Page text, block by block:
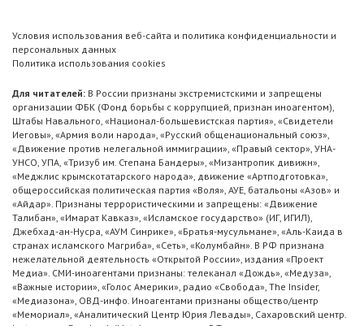
Условия использования веб-сайта и политика конфиденциальности и
персональных данных
Политика использования cookies
Для читателей: В России признаны экстремистскими и запрещены
организации ФБК (Фонд борьбы с коррупцией, признан иноагентом),
Штабы Навального, «Национал-большевистская партия», «Свидетели
Иеговы», «Армия воли народа», «Русский общенациональный союз»,
«Движение против нелегальной иммиграции», «Правый сектор», УНА-
УНСО, УПА, «Тризуб им. Степана Бандеры», «Мизантропик дивижн»,
«Меджлис крымскотатарского народа», движение «Артподготовка»,
общероссийская политическая партия «Воля», АУЕ, батальоны «Азов» и
«Айдар». Признаны террористическими и запрещены: «Движение
Талибан», «Имарат Кавказ», «Исламское государство» (ИГ, ИГИЛ),
Джебхад-ан-Нусра, «АУМ Синрике», «Братья-мусульмане», «Аль-Каида в
странах исламского Магриба», «Сеть», «Колумбайн». В РФ признана
нежелательной деятельность «Открытой России», издания «Проект
Медиа». СМИ-иноагентами признаны: телеканал «Дождь», «Медуза»,
«Важные истории», «Голос Америки», радио «Свобода», The Insider,
«Медиазона», ОВД-инфо. Иноагентами признаны общество/центр
«Мемориал», «Аналитический Центр Юрия Левады», Сахаровский центр.